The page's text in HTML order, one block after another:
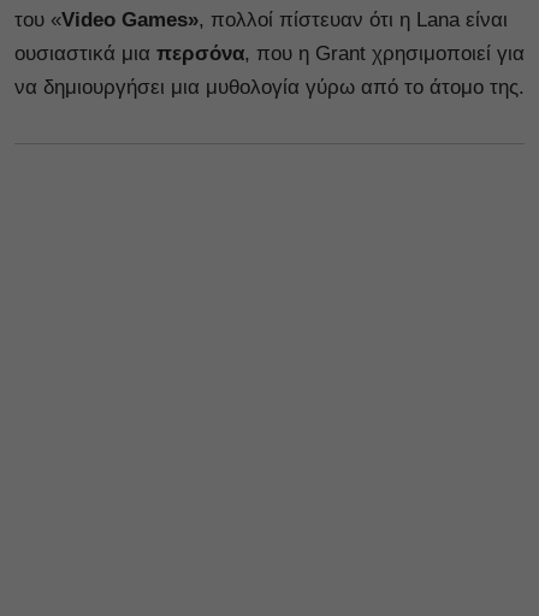
του «Video Games», πολλοί πίστευαν ότι η Lana είναι
ουσιαστικά μια περσόνα, που η Grant χρησιμοποιεί για
να δημιουργήσει μια μυθολογία γύρω από το άτομο της.